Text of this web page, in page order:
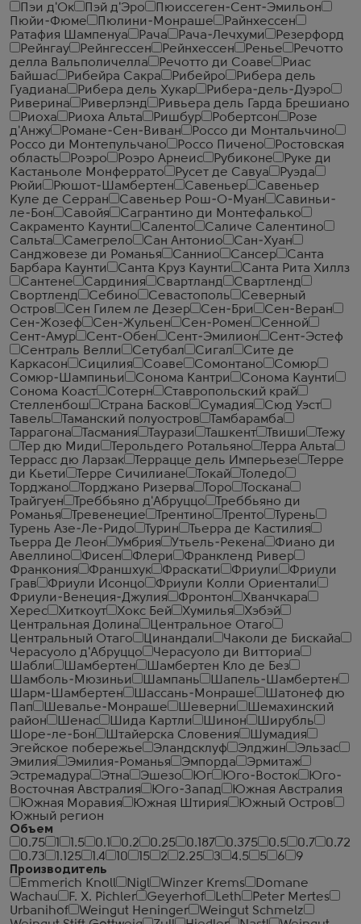
Пэи д'Ок
Пэй д'Эро
Пюиссеген-Сент-Эмильон
Пюйи-Фюме
Пюлини-Монраше
Райнхессен
Ратафия Шампенуа
Рача Рача-Лечхуми
Резерфорд
Рейнгау
Рейнгессен Рейнхессен Ренье
Речотто
делла Вальполичелла
Речотто ди Соаве
Риас
Байшас
Рибейра Сакра Рибейро
Рибера дель
Гуадиана
Рибера дель Хукар
Рибера-дель-Дуэро
Риверина
Риверлэнд
Ривьера дель Гарда Брешиано
Риоха
Риоха Альта Ришбур Робертсон
Розе
д'Анжу
Романе-Сен-Виван
Россо ди Монтальчино
Россо ди Монтепульчано
Россо Пичено
Ростовская
область
Роэро Роэро Арнеис Рубиконе
Руке ди
Кастаньоле Монферрато
Русет де Савуа
Руэда
Рюйи
Рюшот-Шамбертен Савеньер
Савеньер
Куле де Серран
Савеньер Рош-О-Муан
Савиньи-
ле-Бон
Савойя
Сагрантино ди Монтефалько
Сакраменто Каунти
Саленто
Саличе Салентино
Сальта
Самегрело Сан Антонио
Сан-Хуан
Санджовезе ди Романья
Саннио Сансер
Санта
Барбара Каунти
Санта Круз Каунти
Санта Рита Хиллз
Сантене
Сардиния Свартланд
Свартленд
Свортленд
Себино Севастополь
Северный
Остров
Сен Гилем ле Дезер Сен-Бри
Сен-Веран
Сен-Жозеф
Сен-Жульен Сен-Ромен
Сенной
Сент-Амур
Сент-Обен Сент-Эмилион
Сент-Эстеф
Сентраль Велли
Сетубал Сигал
Сите де
Каркасон
Сицилия Соаве Сомонтано
Сомюр
Сомюр-Шампиньи
Сонома Кантри
Сонома Каунти
Сонома Коаст
Сотерн
Ставропольский край
Стелленбош
Страна Басков Сумадия
Сюд Уэст
Тавель
Таманский полуостров
Тамбарамба
Таррагона
Тасмания Таурази Ташкент Твиши
Тежу
Тер дю Миди
Терольдего Ротальяно
Терра Альта
Террасс дю Ларзак
Террацце дель Имперьезе
Терре
ди Кьети
Терре Сичилиане Токай
Толедо
Торджано
Торджано Ризерва Торо
Тоскана
Трайгуен
Треббьяно д'Абруццо
Треббьяно ди
Романья
Тревенецие Трентино Тренто
Турень
Турень Азе-Ле-Ридо
Турин
Тьерра де Кастилия
Тьерра Де Леон
Умбрия Утьель-Рекена
Фиано ди
Авеллино
Фисен Флери
Франкленд Ривер
Франкония
Франшхук Фраскати Фриули
Фриули
Грав
Фриули Исонцо
Фриули Колли Ориентали
Фриули-Венеция-Джулия
Фронтон
Хванчкара
Херес
Хиткоут Хокс Бей Хумилья
Хэбэй
Центральная Долина
Центральное Отаго
Центральный Отаго
Цинандали
Чаколи де Бискайа
Черасуоло д'Абруццо
Черасуоло ди Витториа
Шабли
Шамбертен
Шамбертен Кло де Без
Шамболь-Мюзиньи
Шампань
Шапель-Шамбертен
Шарм-Шамбертен
Шассань-Монраше
Шатонеф дю
Пап
Шевалье-Монраше Шеверни
Шемахинский
район
Шенас Шида Картли Шинон
Ширубль
Шоре-ле-Бон
Штайерска Словения
Шумадия
Эгейское побережье
Эландсклуф Элджин
Эльзас
Эмилия
Эмилия-Романья Эмпорда
Эрмитаж
Эстремадура
Этна Эшезо Юг Юго-Восток
Юго-
Восточная Австралия
Юго-Запад
Южная Австралия
Южная Моравия
Южная Штирия
Южный Остров
Южный регион
Объем
0.75
1.5 0.1 0.2 0.25 0.187 0.375 0.5 0.7
0.72
0.73
1.125 1.4 10 15 2 2.25 3 4.5 5 6
9
Производитель
Emmerich Knoll
Nigl Winzer Krems
Domane
Wachau
F. X. Pichler Geyerhof Leth
Peter Mertes
Urbanihof
Weingut Heninger
Weingut Schmelz